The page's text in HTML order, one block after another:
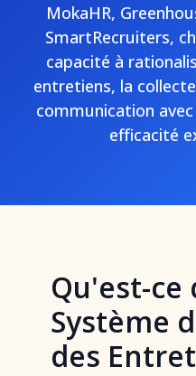
MokaHR,
SmartRecruiters,
capacité à
entretiens, la
communication
efficacité
Qu'est-ce
Système
des